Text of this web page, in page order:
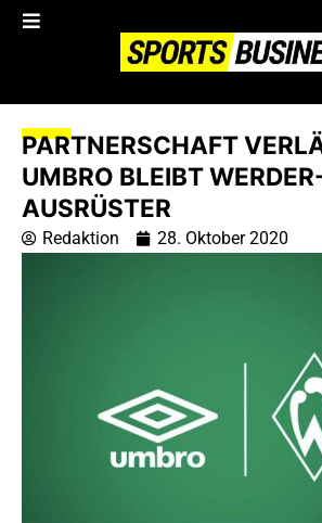
PARTNERSCHAFT
UMBRO BLEIBT
AUSRÜSTER
Redaktion 28. Oktober 2020